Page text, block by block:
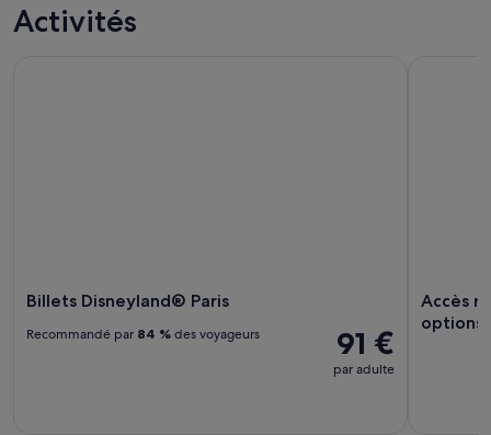
Activités
Billets Disneyland® Paris
91 €
par adulte
Recommandé par 84 % des voyageurs
Accès
options